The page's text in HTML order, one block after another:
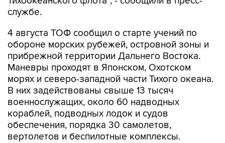
4 августа ТОФ сообщил о старте учений по
прибрежной территории Дальнего Востока.
Маневры проходят в Японском, Охотском
морях и северо-западной части Тихого океана.
В них задействованы свыше 13 тысяч
военнослужащих, около 60 надводных
кораблей, подводных лодок и судов
обеспечения, порядка 30 самолетов,
вертолетов и беспилотные комплексы.
В ТОФ также отметили, что эти учения станут